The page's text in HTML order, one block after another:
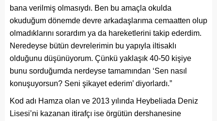
bana verilmiş olmasıydı. Ben bu amaçla okulda
okuduğum dönemde devre arkadaşlarıma cemaatten olup
olmadıklarını sorardım ya da hareketlerini takip ederdim.
Neredeyse bütün devrelerimin bu yapıyla iltisaklı
olduğunu düşünüyorum. Çünkü yaklaşık 40-50 kişiye
bunu sorduğumda nerdeyse tamamından ‘Sen nasıl
konuşuyorsun? Seni şikayet ederim’ diyorlardı.”
Kod adı Hamza olan ve 2013 yılında Heybeliada Deniz
Lisesi’ni kazanan itirafçı ise örgütün dershanesine